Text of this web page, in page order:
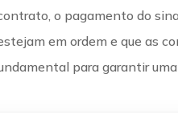
o pagamento do
em ordem e que as
para garantir